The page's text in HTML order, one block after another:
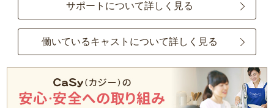
サポートについて詳しく見る
働いているキャストについて詳しく見る